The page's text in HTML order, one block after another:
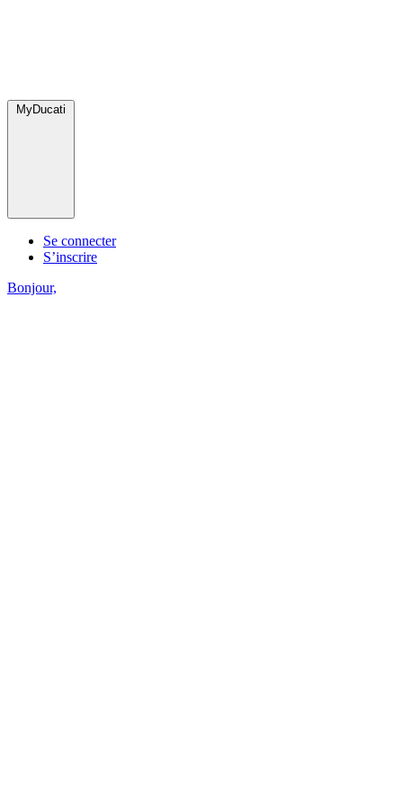
MyDucati
Se connecter
S’inscrire
Bonjour,